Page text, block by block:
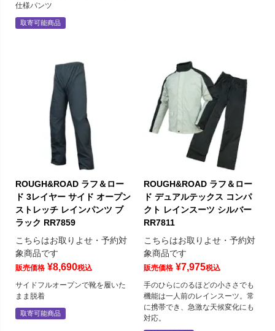
仕様パンツ
取寄可能商品
ROUGH&ROAD ラフ＆ロー
ド 3レイヤー サイド オープン
ストレッチ レインパンツ ブ
ラック RR7859
こちらはお取りよせ・予約対
象商品です
販売価格 ¥8,690税込
サイドフルオープンで靴を履いた
まま脱着
取寄可能商品
ROUGH&ROAD ラフ＆ロー
ド デュアルテックス コンパ
クト レインスーツ シルバー
RR7811
こちらはお取りよせ・予約対
象商品です
販売価格 ¥7,975税込
手のひらにのるほどの小ささでも
機能は一人前のレインスーツ。常
に携帯でき、急激な天候変化にも
対応。